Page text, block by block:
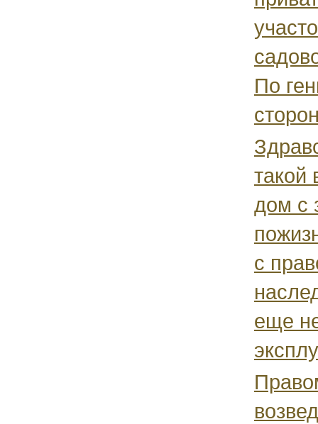
По
такой
дом с
с
еще